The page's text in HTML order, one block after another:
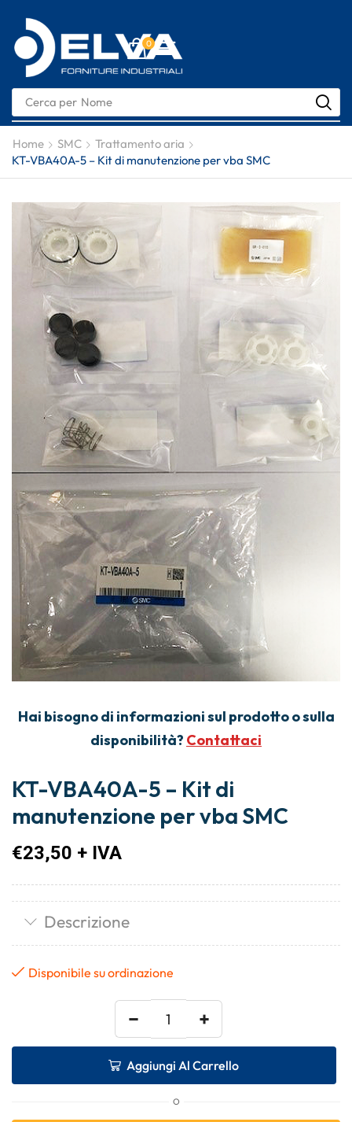
0
Cerca per Nome
Home SMC
Trattamento aria
KT-VBA40A-5 – Kit di manutenzione per vba SMC
Hai bisogno di informazioni sul prodotto o sulla
disponibilità? Contattaci
KT-VBA40A-5 – Kit di
manutenzione per vba SMC
€23,50 + IVA
Descrizione
Disponibile su ordinazione
− +
Aggiungi Al Carrello
O